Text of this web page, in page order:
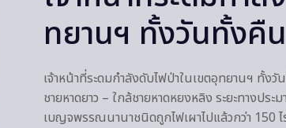
ทยานฯ ทั้งวันทั้งคืน
เจ้าหน้าที่ระดมกำลังดับไฟป่าในเขตอุทยานฯ ทั้ง
ชายหาดยาว – ใกล้ชายหาดหยงหลิง ระยะทางปร
เบญจพรรณนานาชนิดถูกไฟเผาไปแล้วกว่า 150